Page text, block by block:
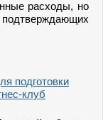
расходы, но
подготовки
клуб